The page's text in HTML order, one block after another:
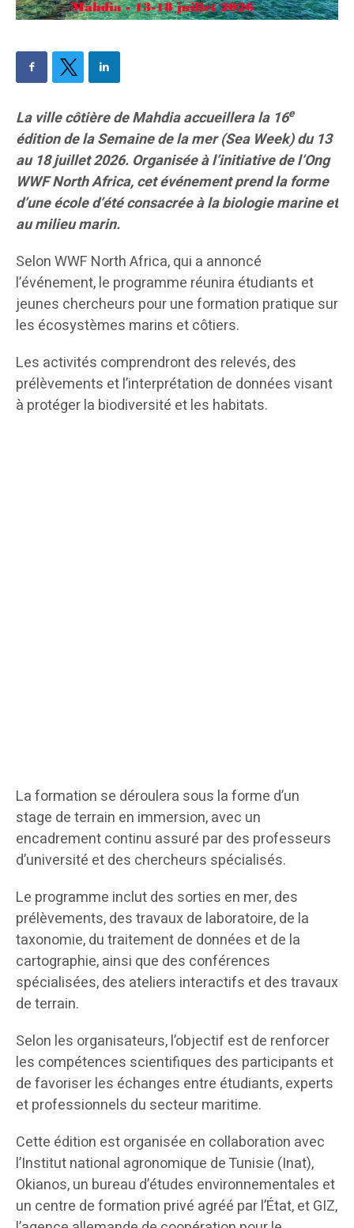
La ville côtière de Mahdia accueillera la 16e
édition de la Semaine de la mer (Sea Week) du 13
au 18 juillet 2026. Organisée à l’initiative de l’Ong
WWF North Africa, cet événement prend la forme
d’une école d’été consacrée à la biologie marine et
au milieu marin.
Selon WWF North Africa, qui a annoncé
l’événement, le programme réunira étudiants et
jeunes chercheurs pour une formation pratique sur
les écosystèmes marins et côtiers.
Les activités comprendront des relevés, des
prélèvements et l’interprétation de données visant
à protéger la biodiversité et les habitats.
La formation se déroulera sous la forme d’un
stage de terrain en immersion, avec un
encadrement continu assuré par des professeurs
d’université et des chercheurs spécialisés.
Le programme inclut des sorties en mer, des
prélèvements, des travaux de laboratoire, de la
taxonomie, du traitement de données et de la
cartographie, ainsi que des conférences
spécialisées, des ateliers interactifs et des travaux
de terrain.
Selon les organisateurs, l’objectif est de renforcer
les compétences scientifiques des participants et
de favoriser les échanges entre étudiants, experts
et professionnels du secteur maritime.
Cette édition est organisée en collaboration avec
l’Institut national agronomique de Tunisie (Inat),
Okianos, un bureau d’études environnementales et
un centre de formation privé agréé par l’État, et GIZ,